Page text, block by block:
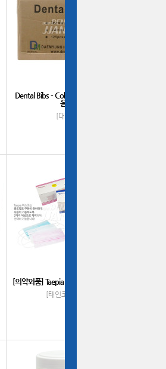
Dental Bibs - Color Apron (4번접
음)
[대명]
[의약외품] Taepia TK Mask #White
[태인코리아]